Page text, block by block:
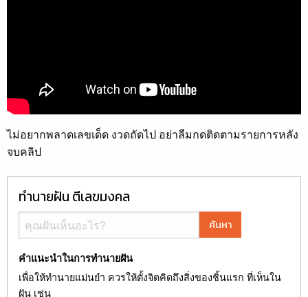
ไม่อยากพลาดเลขเด็ด งวดถัดไป อย่าลืมกดติดตามรายการหลัง
จบคลิป
ทำนายฝัน ตีเลขมงคล
ค้นหา
คำแนะนำในการทำนายฝัน
เพื่อให้ทำนายแม่นยำ ควรให้ตั้งจิตคิดถึงสิ่งของชิ้นแรก ที่เห็นใน
ฝัน เช่น